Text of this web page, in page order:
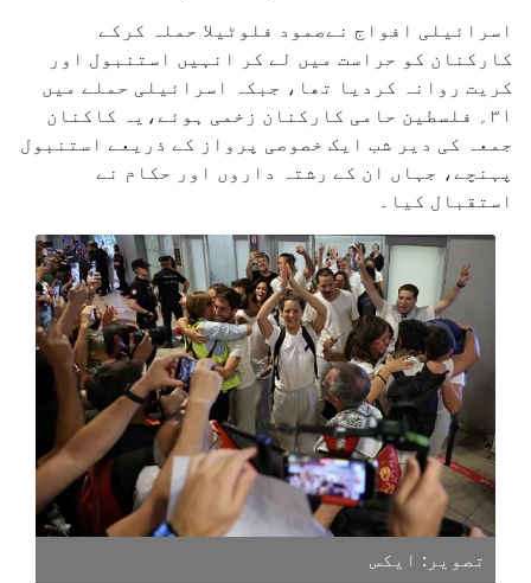
اسرائیلی افواج نےصمود فلوٹیلا حملہ کرکے
کارکنان کو حراست میں لے کر انہیں استنبول اور
کریت روانہ کردیا تھا، جبکہ اسرائیلی حملے میں
۳۱؍ فلسطین حامی کارکنان زخمی ہوئے،یہ کاکنان
جمعہ کی دیر شب ایک خصوصی پرواز کے ذریعے استنبول
پہنچے، جہاں ان کے رشتہ داروں اور حکام نے
استقبال کیا۔
تصویر: ایکس